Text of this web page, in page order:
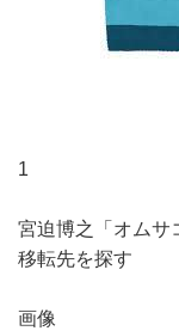
1
宮迫博之「オムサ
移転先を探す
画像